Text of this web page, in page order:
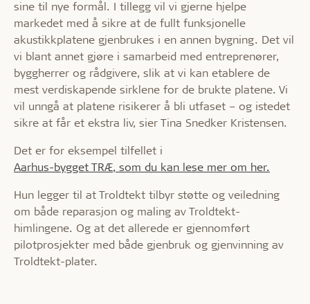
sine til nye formål. I tillegg vil vi gjerne hjelpe
markedet med å sikre at de fullt funksjonelle
akustikkplatene gjenbrukes i en annen bygning. Det vil
vi blant annet gjøre i samarbeid med entreprenører,
byggherrer og rådgivere, slik at vi kan etablere de
mest verdiskapende sirklene for de brukte platene. Vi
vil unngå at platene risikerer å bli utfaset – og istedet
sikre at får et ekstra liv, sier Tina Snedker Kristensen.
Det er for eksempel tilfellet i
Aarhus-bygget TRÆ, som du kan lese mer om her.
Hun legger til at Troldtekt tilbyr støtte og veiledning
om både reparasjon og maling av Troldtekt-
himlingene. Og at det allerede er gjennomført
pilotprosjekter med både gjenbruk og gjenvinning av
Troldtekt-plater.